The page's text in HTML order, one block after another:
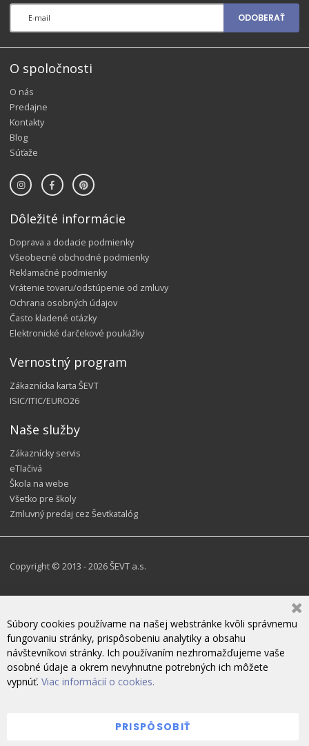
ODOBERAŤ
O spoločnosti
O nás
Predajne
Kontakty
Blog
Súťaže
Dôležité informácie
Doprava a dodacie podmienky
Všeobecné obchodné podmienky
Reklamačné podmienky
Vrátenie tovaru/odstúpenie od zmluvy
Ochrana osobných údajov
Často kladené otázky
Elektronické darčekové poukážky
Vernostný program
Zákaznícka karta ŠEVT
ISIC/ITIC/EURO26
Naše služby
Zákaznícky servis
eTlačivá
Škola na webe
Všetko pre školy
Zmluvný predaj cez Ševtkatalóg
Copyright © 2013 - 2026 ŠEVT a.s.
Súbory cookies používame na našej webstránke kvôli správnemu
fungovaniu stránky, prispôsobeniu analytiky a obsahu
návštevníkovi stránky. Ich používaním nezhromažďujeme vaše
osobné údaje a okrem nevyhnutne potrebných ich môžete
vypnúť. Viac informácií o cookies.
PRISPÔSOBIŤ